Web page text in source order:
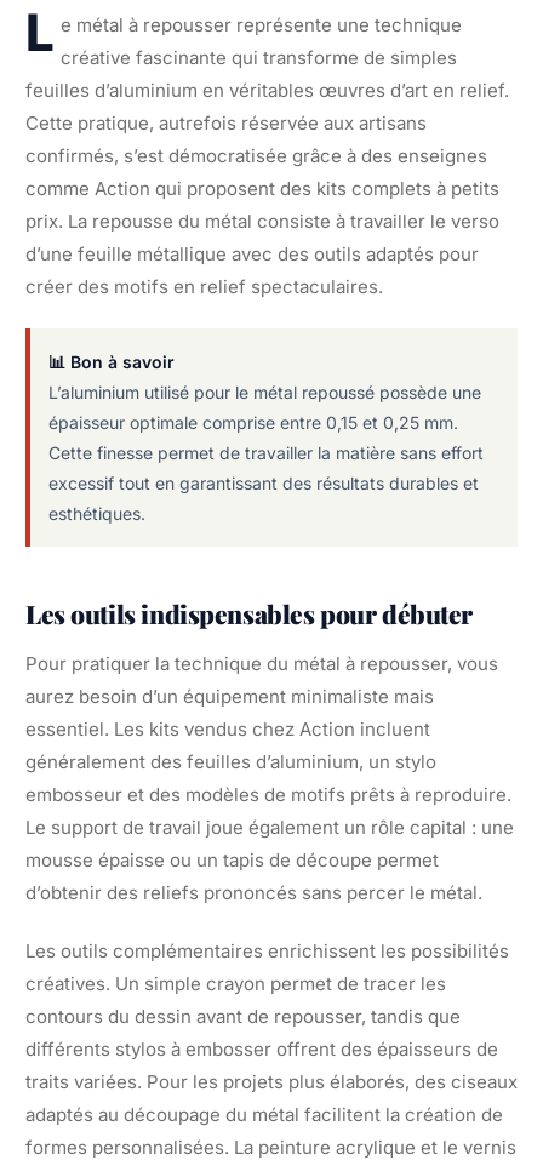
L e métal à repousser représente une technique
créative fascinante qui transforme de simples
feuilles d’aluminium en véritables œuvres d’art en relief.
Cette pratique, autrefois réservée aux artisans
confirmés, s’est démocratisée grâce à des enseignes
comme Action qui proposent des kits complets à petits
prix. La repousse du métal consiste à travailler le verso
d’une feuille métallique avec des outils adaptés pour
créer des motifs en relief spectaculaires.
📊 Bon à savoir
L’aluminium utilisé pour le métal repoussé possède une
épaisseur optimale comprise entre 0,15 et 0,25 mm.
Cette finesse permet de travailler la matière sans effort
excessif tout en garantissant des résultats durables et
esthétiques.
Les outils indispensables pour débuter
Pour pratiquer la technique du métal à repousser, vous
aurez besoin d’un équipement minimaliste mais
essentiel. Les kits vendus chez Action incluent
généralement des feuilles d’aluminium, un stylo
embosseur et des modèles de motifs prêts à reproduire.
Le support de travail joue également un rôle capital : une
mousse épaisse ou un tapis de découpe permet
d’obtenir des reliefs prononcés sans percer le métal.
Les outils complémentaires enrichissent les possibilités
créatives. Un simple crayon permet de tracer les
contours du dessin avant de repousser, tandis que
différents stylos à embosser offrent des épaisseurs de
traits variées. Pour les projets plus élaborés, des ciseaux
adaptés au découpage du métal facilitent la création de
formes personnalisées. La peinture acrylique et le vernis